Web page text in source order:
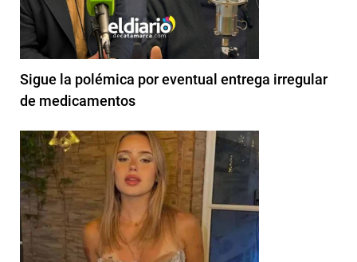
Sigue la polémica por eventual entrega irregular
de medicamentos